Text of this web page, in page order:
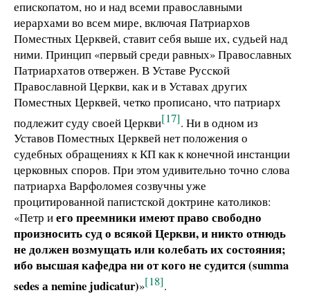
епископатом, но и над всеми православными
иерархами во всем мире, включая Патриархов
Поместных Церквей, ставит себя выше их, судьей над
ними. Принцип «первый среди равных» Православных
Патриархатов отвержен. В Уставе Русской
Православной Церкви, как и в Уставах других
Поместных Церквей, четко прописано, что патриарх
подлежит суду своей Церкви[17]. Ни в одном из
Уставов Поместных Церквей нет положения о
судебных обращениях к КП как к конечной инстанции
церковных споров. При этом удивительно точно слова
патриарха Варфоломея созвучны уже
процитированной папистской доктрине католиков:
«Петр иего преемники имеют право свободно
произносить суд о всякой Церкви, и никто отнюдь
не должен возмущать или колебать их состояния;
ибо высшая кафедра ни от кого не судится (summa
sedes а nemine judicatur)»[18].